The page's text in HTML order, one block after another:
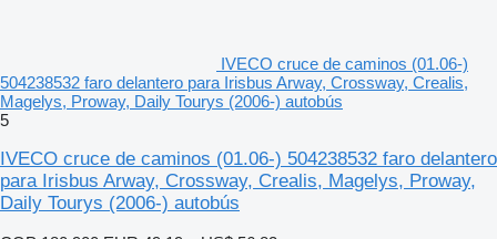
IVECO cruce de caminos (01.06-)
504238532 faro delantero para Irisbus Arway, Crossway, Crealis,
Magelys, Proway, Daily Tourys (2006-) autobús
5
IVECO cruce de caminos (01.06-) 504238532 faro delantero
para Irisbus Arway, Crossway, Crealis, Magelys, Proway,
Daily Tourys (2006-) autobús